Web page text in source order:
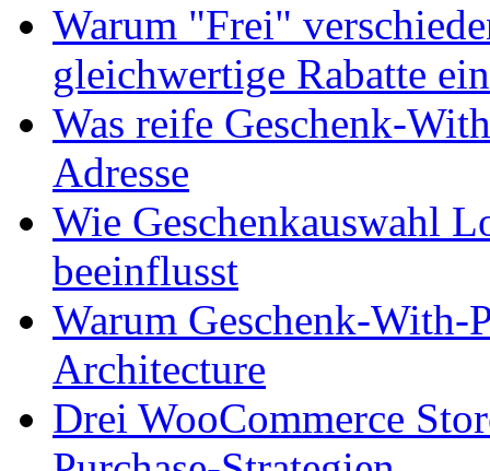
Warum "Frei"
gleichwertige Rabatte
Was reife Geschenk-
Adresse
Wie Geschenkauswahl
beeinflusst
Warum Geschenk-
Architecture
Drei WooCommerce